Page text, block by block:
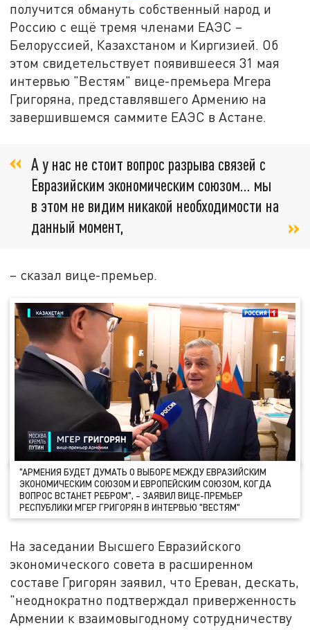
получится обмануть собственный народ и
Россию с ещё тремя членами ЕАЭС –
Белоруссией, Казахстаном и Киргизией. Об
этом свидетельствует появившееся 31 мая
интервью "Вестям" вице-премьера Мгера
Григоряна, представлявшего Армению на
завершившемся саммите ЕАЭС в Астане.
А у нас не стоит вопрос разрыва связей с
Евразийским экономическим союзом… мы
в этом не видим никакой необходимости на
данный момент,
– сказал вице-премьер.
"АРМЕНИЯ БУДЕТ ДУМАТЬ О ВЫБОРЕ МЕЖДУ ЕВРАЗИЙСКИМ
ЭКОНОМИЧЕСКИМ СОЮЗОМ И ЕВРОПЕЙСКИМ СОЮЗОМ, КОГДА
ВОПРОС ВСТАНЕТ РЕБРОМ", – ЗАЯВИЛ ВИЦЕ-ПРЕМЬЕР
РЕСПУБЛИКИ МГЕР ГРИГОРЯН В ИНТЕРВЬЮ "ВЕСТЯМ"
На заседании Высшего Евразийского
экономического совета в расширенном
составе Григорян заявил, что Ереван, дескать,
"неоднократно подтверждал приверженность
Армении к взаимовыгодному сотрудничеству